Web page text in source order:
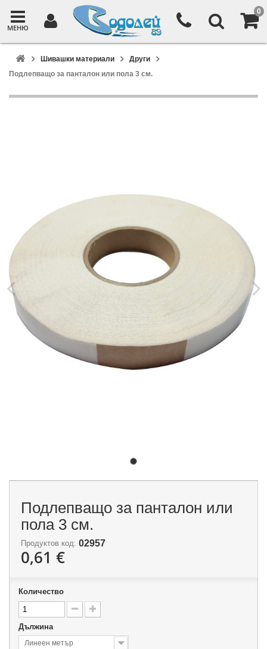
0
МЕНЮ
Шивашки материали
Други
Подлепващо за панталон или пола 3 см.
Подлепващо за панталон или
пола 3 см.
Продуктов код: 02957
0,61 €
Количество
Дължина
Линеен метър